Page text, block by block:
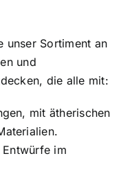
unser Sortiment an
und
die alle mit:
mit ätherischen
im